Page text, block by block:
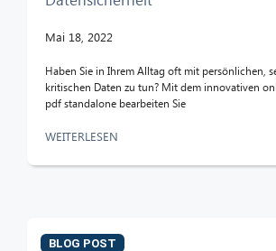
Mai 18, 2022
Haben Sie in Ihrem Alltag oft mit persönlichen,
kritischen Daten zu tun? Mit dem innovativen
pdf standalone bearbeiten Sie
WEITERLESEN
BLOG POST